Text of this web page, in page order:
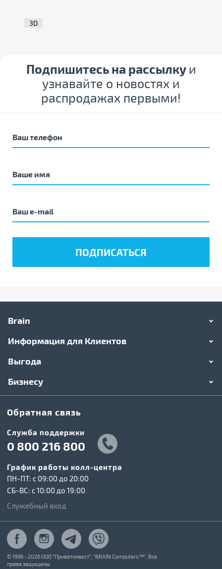
3D
Подпишитесь на рассылку и
узнавайте о новостях и
распродажах первыми!
Brain
Информация для Клиентов
Выгода
Бизнесу
Обратная связь
Служба поддержки
0 800 216 800
График работы колл-центра
ПН-ПТ: c 09:00 до 20:00
СБ-ВС: c 10:00 до 19:00
Служебный вход
© 1996 - 2026 ООО "Приватинвест", "BRAIN Computers™". Все
права защищены